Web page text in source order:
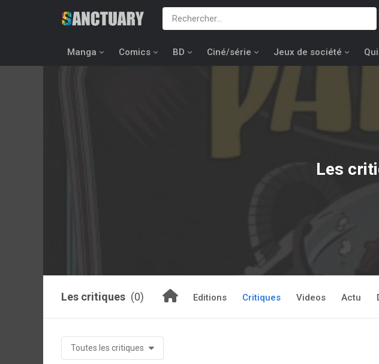
Manga Comics BD Ciné/série Jeux de société
Les
Les critiques (0) Editions Critiques Videos Actu
Toutes les critiques